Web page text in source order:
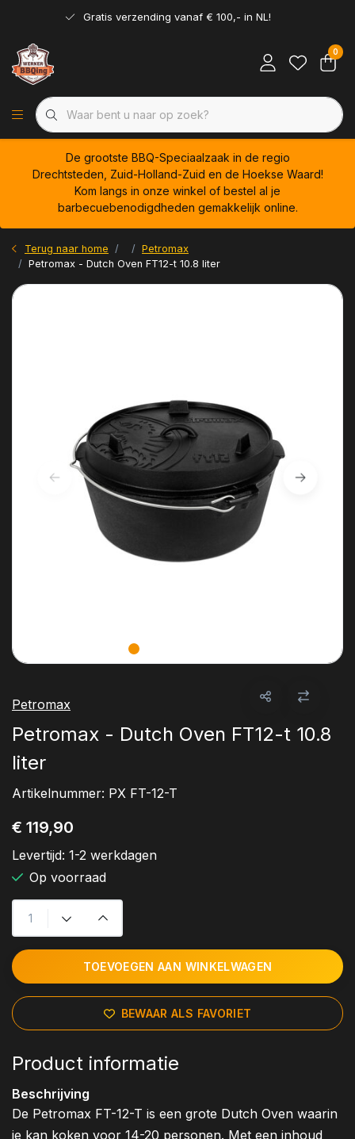
Gratis verzending vanaf € 100,- in NL!
0
De grootste BBQ-Speciaalzaak in de regio
Drechtsteden, Zuid-Holland-Zuid en de Hoekse Waard!
Kom langs in onze winkel of bestel al je
barbecuebenodigdheden gemakkelijk online.
Terug naar home
Petromax
Petromax - Dutch Oven FT12-t 10.8 liter
Petromax
Petromax - Dutch Oven FT12-t 10.8
liter
Artikelnummer: PX FT-12-T
€ 119,90
Levertijd: 1-2 werkdagen
Op voorraad
TOEVOEGEN AAN WINKELWAGEN
BEWAAR ALS FAVORIET
Product informatie
Beschrijving
De Petromax FT-12-T is een grote Dutch Oven waarin
je kan koken voor 14-20 personen. Met een inhoud